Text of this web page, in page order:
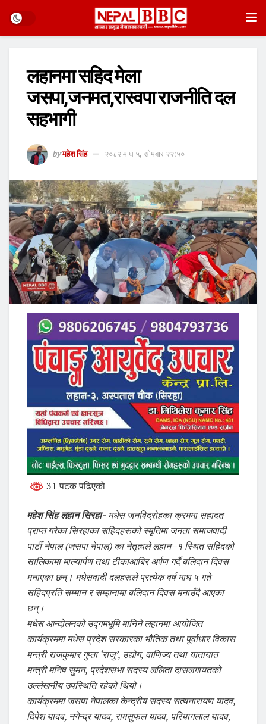
लहानमा सहिद मेला
जसपा,जनमत,रास्वपा राजनीति दल
सहभागी
by महेश सिंह २०८२ माघ ५, सोमबार २२:५०
31 पटक पढिएको
महेश सिंह लहान सिरहा-मधेस जनविद्रोहका क्रममा सहादत
प्राप्त गरेका सिरहाका सहिदहरूको स्मृतिमा जनता समाजवादी
पार्टी नेपाल (जसपा नेपाल) का नेतृत्वले लहान–१ स्थित सहिदको
सालिकामा माल्यार्पण तथा टीकाआबिर अर्पण गर्दै बलिदान दिवस
मनाएका छन्। मधेसवादी दलहरूले प्रत्येक वर्ष माघ ५ गते
सहिदप्रति सम्मान र सम्झनामा बलिदान दिवस मनाउँदै आएका
छन्।
मधेस आन्दोलनको उद्गमभूमि मानिने लहानमा आयोजित
कार्यक्रममा मधेस प्रदेश सरकारका भौतिक तथा पूर्वाधार विकास
मन्त्री राजकुमार गुप्ता ‘राजु’, उद्योग, वाणिज्य तथा यातायात
मन्त्री मनिष सुमन, प्रदेशसभा सदस्य ललिता दासलगायतको
उल्लेखनीय उपस्थिति रहेको थियो।
कार्यक्रममा जसपा नेपालका केन्द्रीय सदस्य सत्यनारायण यादव,
दिपेश यादव, नगेन्द्र यादव, रामसुफल यादव, परियागलाल यादव,